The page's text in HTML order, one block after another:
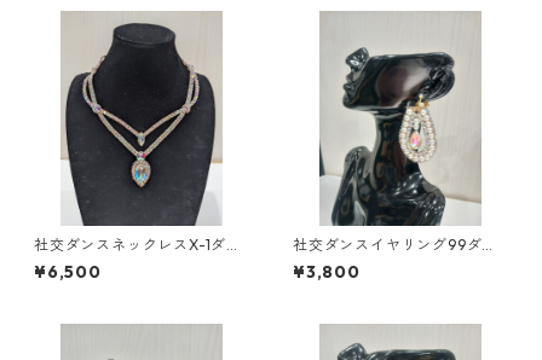
社交ダンスネックレスX-1ダン
スアクセサリーベリーダンス
ブライダルアクセサリー
¥6,500
社交ダンスイヤリング99ダン
スアクセサリーベリーダンス
ブライダルアクセサリー
¥3,800